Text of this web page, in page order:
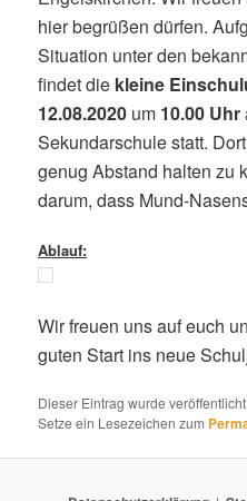
hier begrüßen dürfen.
Situation unter den
findet die kleine
12.08.2020 um 10.00 Uhr
Sekundarschule statt.
genug Abstand halten zu
darum, dass Mund-
Ablauf:
Wir freuen uns auf euch
guten Start ins neue
Dieser Eintrag wurde
Setze ein Lesezeichen zum